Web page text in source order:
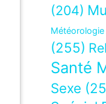
(204)
Météorologie
(255)
Santé
Sexe